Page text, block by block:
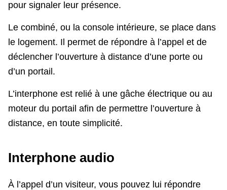
pour signaler leur présence.
Le combiné, ou la console intérieure, se place dans
le logement. Il permet de répondre à l’appel et de
déclencher l’ouverture à distance d’une porte ou
d’un portail.
L’interphone est relié à une gâche électrique ou au
moteur du portail afin de permettre l’ouverture à
distance, en toute simplicité.
Interphone audio
À l’appel d’un visiteur, vous pouvez lui répondre